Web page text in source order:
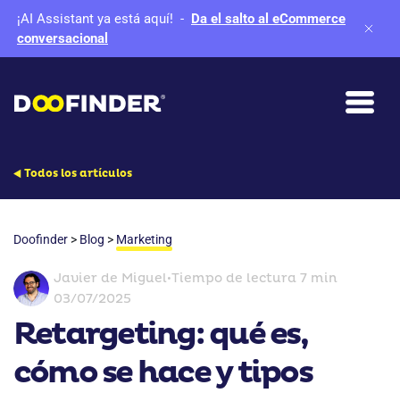
¡AI Assistant ya está aquí! - Da el salto al eCommerce
conversacional
Todos los artículos
Doofinder > Blog > Marketing
Javier de Miguel•Tiempo de lectura 7 min
03/07/2025
Retargeting: qué es,
cómo se hace y tipos